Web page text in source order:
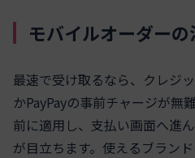
モバイルオーダー
最速で受け取るなら、クレジ
かPayPayの事前チャージが無
前に適用し、支払い画面へ進
が目立ちます。使えるブラン